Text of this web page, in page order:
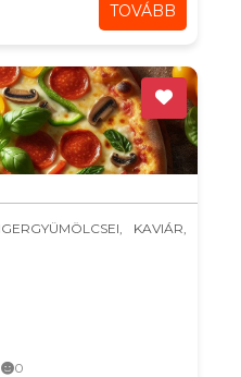
TOVÁBB
KAVIÁR,
0